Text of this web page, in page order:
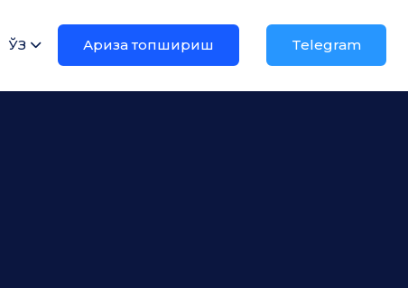
ЎЗ Ариза топшириш Telegram